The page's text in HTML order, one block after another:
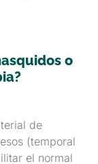
o
de
(temporal
el normal